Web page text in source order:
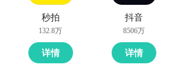
秒拍
132.8万
详情
抖音
8506万
详情